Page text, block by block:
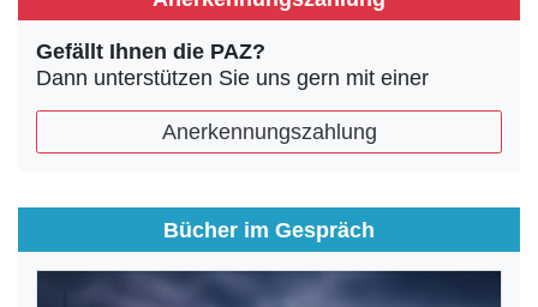
Gefällt Ihnen die PAZ?
Dann unterstützen Sie uns gern mit einer
Anerkennungszahlung
Bücher im Gespräch